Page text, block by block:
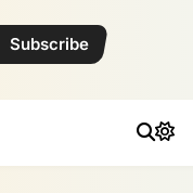
Subscribe